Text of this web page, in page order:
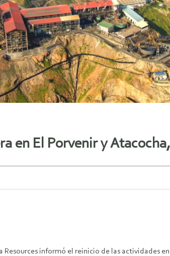
en El Porvenir y
Resources informó el reinicio de las actividades